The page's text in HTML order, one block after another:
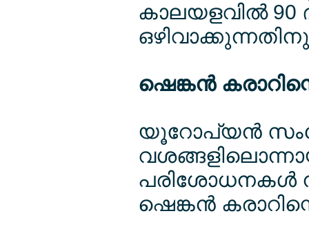
കാലയളവില്‍
ഷെങ്കന്‍
യൂറോപ്യന്‍
പരിശോധനകള്‍
ഷെങ്കന്‍